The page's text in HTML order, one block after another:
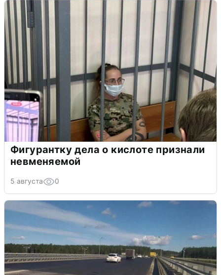
Фигурантку дела о кислоте признали
невменяемой
5 августа 0